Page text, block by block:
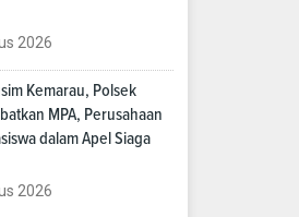
2026
Kemarau, Polsek
MPA, Perusahaan
dalam Apel Siaga
2026